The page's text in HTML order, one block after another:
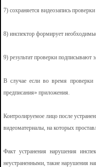
7) сохраняется видеозапись
8) инспектор формирует
9) результат проверки подписывают
В случае если во время проверки
предписания» приложения.
Контролируемое лицо после
видеоматериалы, на которых
Факт устранения нарушения
неустраненными, такие нарушения